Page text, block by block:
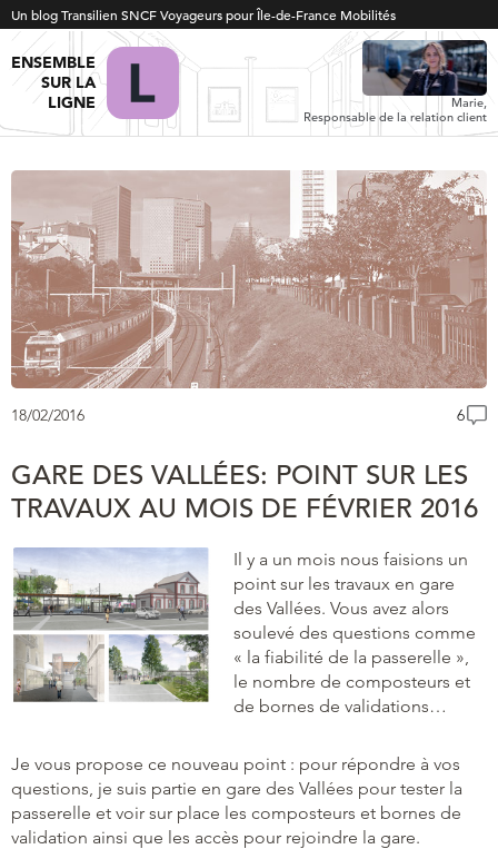
Un blog Transilien SNCF Voyageurs pour Île-de-France Mobilités
ENSEMBLE
SUR LA
LIGNE
Marie,
Responsable de la relation client
18/02/2016 6
GARE DES VALLÉES: POINT SUR LES
TRAVAUX AU MOIS DE FÉVRIER 2016
Il y a un mois nous faisions un
point sur les travaux en gare
des Vallées. Vous avez alors
soulevé des questions comme
« la fiabilité de la passerelle »,
le nombre de composteurs et
de bornes de validations…
Je vous propose ce nouveau point : pour répondre à vos
questions, je suis partie en gare des Vallées pour tester la
passerelle et voir sur place les composteurs et bornes de
validation ainsi que les accès pour rejoindre la gare.